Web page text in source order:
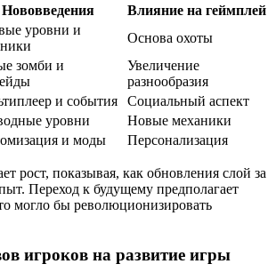
Нововведения
Влияние на геймплей
уровни и
Основа охоты
зомби и
Увеличение
разнообразия
и события
Социальный аспект
уровни
Новые механики
и моды Персонализация
рост, показывая, как обновления слой за
Переход к будущему предполагает
могло бы революционизировать
игроков на развитие игры